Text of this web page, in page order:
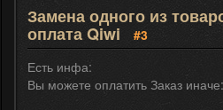
Замена одного из
оплата Qiwi
#3
Есть инфа:
Вы можете оплатить Заказ иначе: